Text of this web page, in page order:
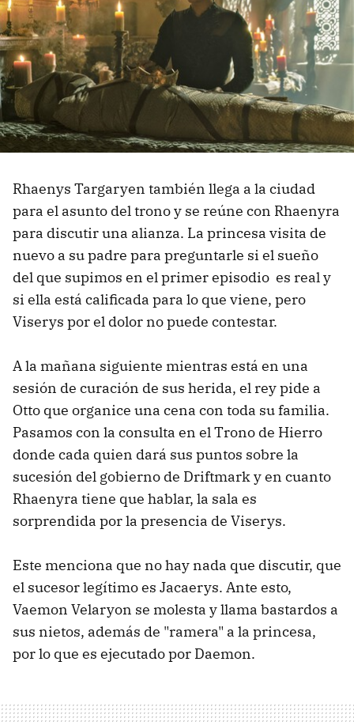
Rhaenys Targaryen también llega a la ciudad
para el asunto del trono y se reúne con Rhaenyra
para discutir una alianza. La princesa visita de
nuevo a su padre para preguntarle si el sueño
del que supimos en el primer episodio es real y
si ella está calificada para lo que viene, pero
Viserys por el dolor no puede contestar.
A la mañana siguiente mientras está en una
sesión de curación de sus herida, el rey pide a
Otto que organice una cena con toda su familia.
Pasamos con la consulta en el Trono de Hierro
donde cada quien dará sus puntos sobre la
sucesión del gobierno de Driftmark y en cuanto
Rhaenyra tiene que hablar, la sala es
sorprendida por la presencia de Viserys.
Este menciona que no hay nada que discutir, que
el sucesor legítimo es Jacaerys. Ante esto,
Vaemon Velaryon se molesta y llama bastardos a
sus nietos, además de "ramera" a la princesa,
por lo que es ejecutado por Daemon.